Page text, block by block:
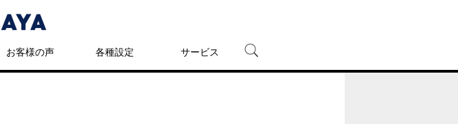
お客様の声 各種設定 サービス